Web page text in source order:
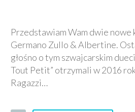
Przedstawiam Wam dwie
Germano Zullo & Albertine.
głośno o tym szwajcarskim
Tout Petit” otrzymali w 2016
Ragazzi…